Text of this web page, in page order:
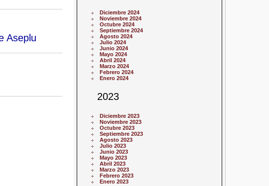
Aseplu
Diciembre 2024
Noviembre 2024
Octubre 2024
Septiembre 2024
Agosto 2024
Julio 2024
Junio 2024
Mayo 2024
Abril 2024
Marzo 2024
Febrero 2024
Enero 2024
2023
Diciembre 2023
Noviembre 2023
Octubre 2023
Septiembre 2023
Agosto 2023
Julio 2023
Junio 2023
Mayo 2023
Abril 2023
Marzo 2023
Febrero 2023
Enero 2023